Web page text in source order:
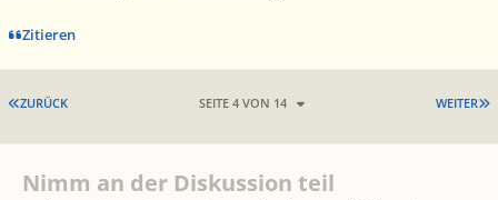
Zitieren
ERSTE SEITE
ZURÜCK WEITER
SEITE 4 VON 14
Nimm an der Diskussion teil